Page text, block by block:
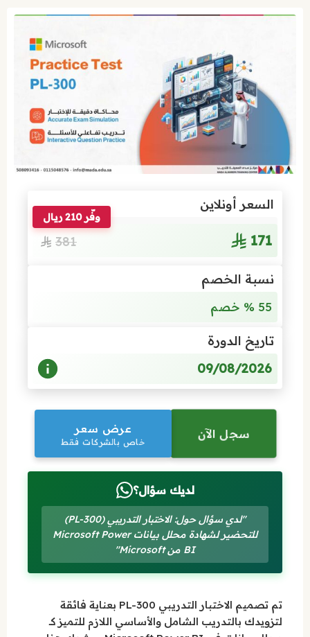
السعر أونلاين
171
وفّر 210 ريال
381
نسبة الخصم
55 % خصم
تاريخ الدورة
09/08/2026
سجل الآن عرض سعر
خاص بالشركات فقط
لديك سؤال؟
"لدي سؤال حول: الاختبار التدريبي (PL-300)
للتحضير لشهادة محلل بيانات Microsoft Power
BI من Microsoft"
تم تصميم الاختبار التدريبي PL-300 بعناية فائقة
لتزويدك بالتدريب الشامل والأساسي اللازم للتميز كـ